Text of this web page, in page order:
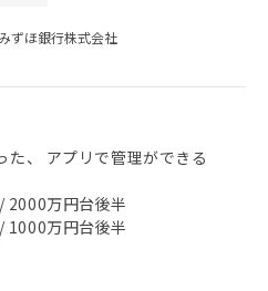
みずほ銀行株式会社
た、 アプリで管理ができる
2000万円台後半
1000万円台後半